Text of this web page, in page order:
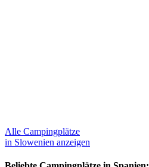
Alle Campingplätze
in Slowenien anzeigen